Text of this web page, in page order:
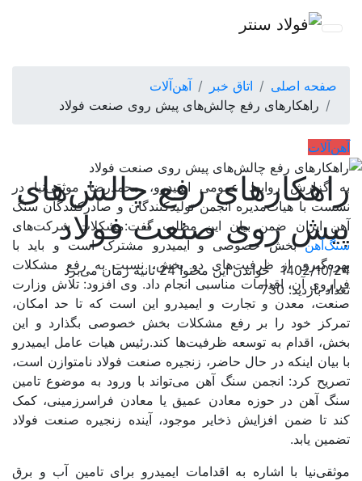
صفحه اصلی اتاق خبر
آهن‌آلات
راهکارهای رفع چالش‌‌‌های پیش روی صنعت فولاد
آهن‌آلات
راهکارهای رفع چالش‌‌‌های
پیش روی صنعت فولاد
1402/10/24
خواندن این محتوا 24 ثانیه زمان می‌برد
تعداد بازدید: 730
به گزارش روابط عمومی ایمیدرو، محمدرضا موثقی‌نیا در
نشست با هیات‌مدیره انجمن تولیدکنندگان و صادرکنندگان سنگ
آهن ایران ضمن بیان این مطلب گفت:مشکلات شرکت‌های
سنگ‌آهنبخش خصوصی و ایمیدرو مشترک است و باید با
بهره‌گیری از ظرفیت‌های دو بخش، نسبت به رفع مشکلات
فراروی آن، اقدامات مناسبی انجام داد. وی افزود: تلاش وزارت
صنعت، معدن و تجارت و ایمیدرو این است که تا حد امکان،
تمرکز خود را بر رفع مشکلات بخش خصوصی بگذارد و این
بخش، اقدام به توسعه ظرفیت‌ها کند.رئیس هیات عامل ایمیدرو
با بیان اینکه در حال حاضر، زنجیره صنعت فولاد نامتوازن است،
تصریح کرد: انجمن سنگ آهن می‌تواند با ورود به موضوع تامین
سنگ آهن در حوزه معادن عمیق یا معادن فراسرزمینی، کمک
کند تا ضمن افزایش ذخایر موجود، آینده زنجیره صنعت فولاد
تضمین یابد.
موثقی‌نیا با اشاره به اقدامات ایمیدرو برای تامین آب و برق